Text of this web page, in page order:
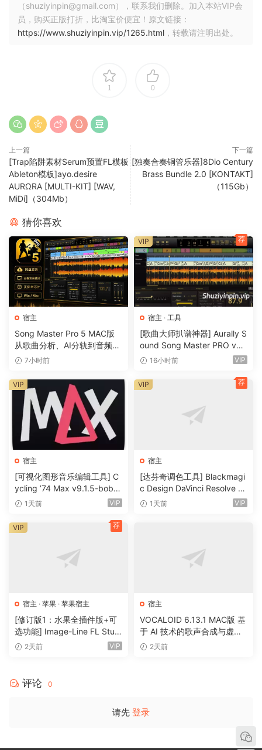
（shuziyinpin@gmail.com），联系我们删除。加入本站VIP会
员，购买正版打折，比淘宝价便宜！原文链接：
https://www.shuziyinpin.vip/1265.html ，转载请注明出处。
1 0
上一篇
[Trap陷阱素材Serum预置FL模板
Ableton模板]ayo.desire
AURΩRA [MULTI-KIT] [WAV,
MiDi]（304Mb）
下一篇
[独奏合奏铜管乐器]8Dio Century
Brass Bundle 2.0 [KONTAKT]
（115Gb）
猜你喜欢
宿主
Song Master Pro 5 MAC版
从歌曲分析、AI分轨到音频转
MIDI的一体化音乐工具
7小时前
宿主 · 工具
[歌曲大师扒谱神器] Aurally S
ound Song Master PRO v5.
0.02 [WiN]（355MB）
16小时前 VIP
VIP 荐
宿主
[可视化图形音乐编辑工具] C
ycling ’74 Max v9.1.5-bobd
ule [WiN]（724MB）
1天前 VIP
VIP
宿主
[达芬奇调色工具] Blackmagi
c Design DaVinci Resolve St
udio 21.0.4 Build 5 x64-R2R
1天前 VIP
VIP 荐
宿主 · 苹果 · 苹果宿主
[修订版1：水果全插件版+可
选功能] Image-Line FL Studi
o Producer Edition v26.1.3.5
EPPE[MacOSX]（1.1GB+33
0MB)
2天前 VIP
VIP 荐
宿主
VOCALOID 6.13.1 MAC版 基
于 AI 技术的歌声合成与虚拟
歌手制作软件 52套音色
2天前
评论 0
请先 登录